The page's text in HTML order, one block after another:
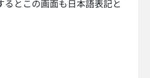
るとこの画面も日本語表記と